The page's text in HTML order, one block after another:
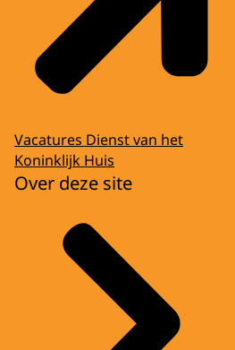
Vacatures Dienst van het
Koninklijk Huis
Over deze site